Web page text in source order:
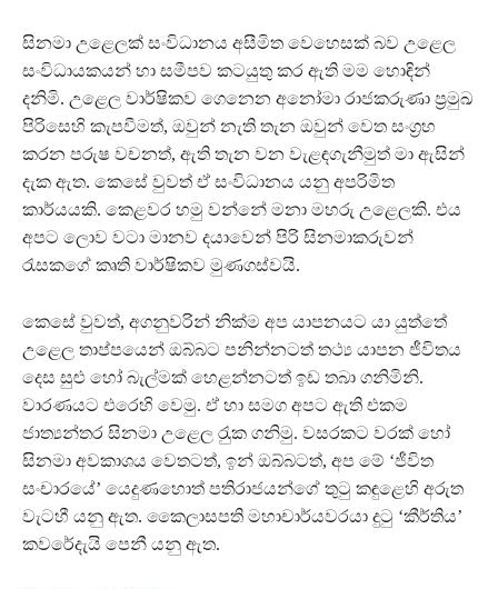
සිනමා උළෙලක් සංවිධානය අසීමිත වෙහෙසක් බව උළෙල
සංවිධායකයන් හා සමීපව කටයුතු කර ඇති මම හොඳින්
දනිමි. උළෙල වාර්ෂිකව ගෙනෙන අනෝමා රාජකරුණා ප‍්‍රමුඛ
පිරිසෙහි කැපවීමත්, ඔවුන් නැති තැන ඔවුන් වෙත සංග‍්‍රහ
කරන පරුෂ වචනත්, ඇති තැන වන වැළඳගැනීමුත් මා ඇසින්
දැක ඇත. කෙසේ වුවත් ඒ සංවිධානය යනු අපරිමිත
කාර්යයකි. කෙළවර හමු වන්නේ මනා මහරු උළෙලකි. එය
අපට ලොව වටා මානව දයාවෙන් පිරි සිනමාකරුවන්
රැසකගේ කෘති වාර්ෂිකව මුණගස්වයි.
කෙසේ වුවත්, අගනුවරින් නික්ම අප යාපනයට යා යුත්තේ
උළෙල තාප්පයෙන් ඔබ්බට පනින්නටත් තථ්‍ය යාපන ජීවිතය
දෙස සුළු හෝ බැල්මක් හෙළන්නටත් ඉඩ තබා ගනිමිනි.
වාරණයට එරෙහි වෙමු. ඒ හා සමග අපට ඇති එකම
ජාත්‍යන්තර සිනමා උළෙල රැුක ගනිමු. වසරකට වරක් හෝ
සිනමා අවකාශය වෙතටත්, ඉන් ඔබ්බටත්, අප මේ ‘ජීවිත
සංචාරයේ’ යෙදුණහොත් පතිරාජයන්ගේ තුටු කඳුළෙහි අරුත
වැටහී යනු ඇත. කෛලාසපති මහාචාර්යවරයා දුටු ‘කීර්තිය’
කවරේදැයි පෙනී යනු ඇත‍.